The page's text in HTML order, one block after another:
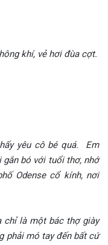
khí, vẻ hơi đùa cợt.
yêu cô bé quá. Em
gắn bó với tuổi thơ, nhớ
Odense cổ kính, nơi
chỉ là một bác thợ giày
phải mó tay đến bất cứ